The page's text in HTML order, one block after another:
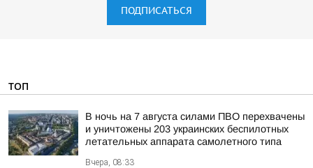
ПОДПИСАТЬСЯ
ТОП
В ночь на 7 августа силами ПВО перехвачены
и уничтожены 203 украинских беспилотных
летательных аппарата самолетного типа
Вчера, 08:33